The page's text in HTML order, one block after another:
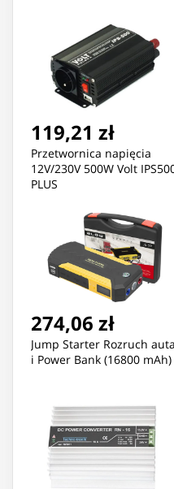
119,21 zł
Przetwornica napięcia
12V/230V 500W Volt
PLUS
274,06 zł
Jump Starter Rozruch auta
i Power Bank (16800 mAh)